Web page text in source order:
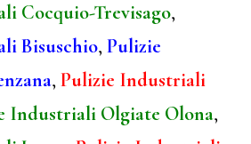
Cocquio-Trevisago,
Bisuschio,Pulizie
,Pulizie Industriali
Industriali Olgiate Olona,